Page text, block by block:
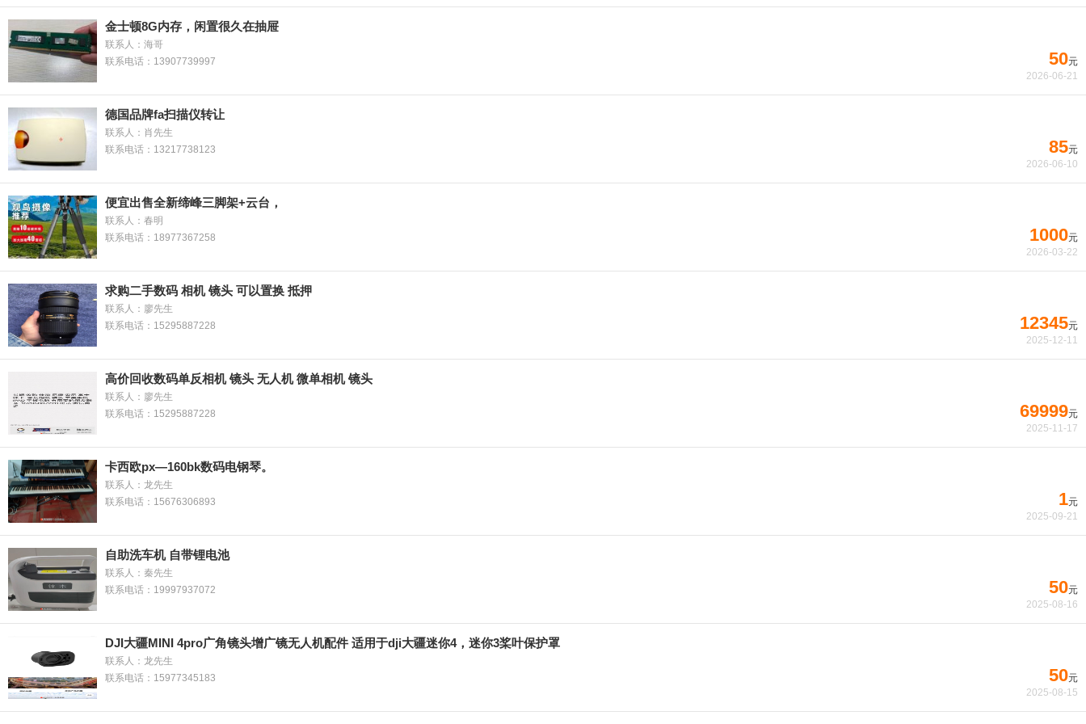
金士顿8G内存，闲置很久在抽屉
联系人：海哥
联系电话：13907739997
50元
2026-06-21
德国品牌fa扫描仪转让
联系人：肖先生
联系电话：13217738123
85元
2026-06-10
便宜出售全新缔峰三脚架+云台，
联系人：春明
联系电话：18977367258
1000元
2026-03-22
求购二手数码 相机 镜头 可以置换 抵押
联系人：廖先生
联系电话：15295887228
12345元
2025-12-11
高价回收数码单反相机 镜头 无人机 微单相机 镜头
联系人：廖先生
联系电话：15295887228
69999元
2025-11-17
卡西欧px—160bk数码电钢琴。
联系人：龙先生
联系电话：15676306893
1元
2025-09-21
自助洗车机 自带锂电池
联系人：秦先生
联系电话：19997937072
50元
2025-08-16
DJI大疆MINI 4pro广角镜头增广镜无人机配件 适用于dji大疆迷你4，迷你3桨叶保护罩
联系人：龙先生
联系电话：15977345183
50元
2025-08-15